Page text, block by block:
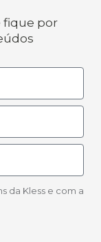
fique por
da Kless e com a